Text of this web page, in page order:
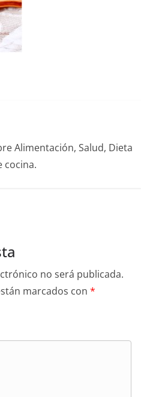
Alimentación, Salud, Dieta
cocina.
no será publicada.
marcados con *